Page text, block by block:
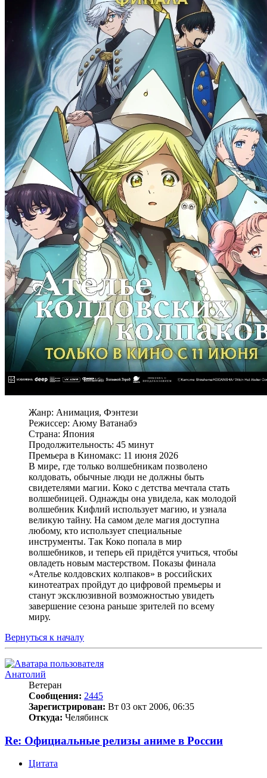
Жанр: Анимация, Фэнтези
Режиссер: Аюму Ватанабэ
Страна: Япония
Продолжительность: 45 минут
Премьера в Киномакс: 11 июня 2026
В мире, где только волшебникам позволено
колдовать, обычные люди не должны быть
свидетелями магии. Коко с детства мечтала стать
волшебницей. Однажды она увидела, как молодой
волшебник Кифлий использует магию, и узнала
великую тайну. На самом деле магия доступна
любому, кто использует специальные
инструменты. Так Коко попала в мир
волшебников, и теперь ей придётся учиться, чтобы
овладеть новым мастерством. Показы финала
«Ателье колдовских колпаков» в российских
кинотеатрах пройдут до цифровой премьеры и
станут эксклюзивной возможностью увидеть
завершение сезона раньше зрителей по всему
миру.
Вернуться к началу
Анатолий
Ветеран
Сообщения: 2445
Зарегистрирован: Вт 03 окт 2006, 06:35
Откуда: Челябинск
Re: Официальные релизы аниме в России
Цитата